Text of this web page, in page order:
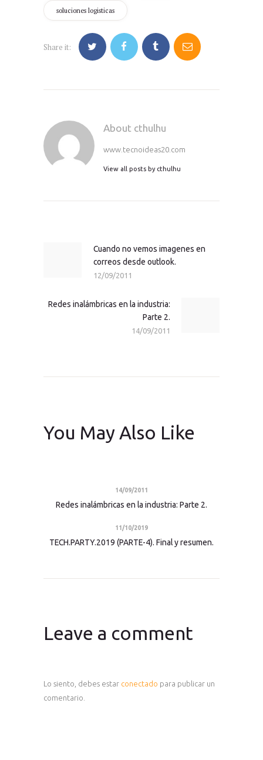
soluciones logisticas
Share it:
About cthulhu
www.tecnoideas20.com
View all posts by cthulhu
entradasPrevious
post:
Cuando no vemos imagenes en
correos desde outlook.
12/09/2011
Redes inalámbricas en la industria:
Parte 2.
14/09/2011
You May Also Like
14/09/2011
Redes inalámbricas en la industria: Parte 2.
11/10/2019
TECH.PARTY.2019 (PARTE-4). Final y resumen.
Leave a comment
Lo siento, debes estar conectado para publicar un
comentario.